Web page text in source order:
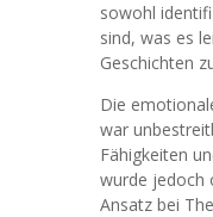
sowohl
sind, was es
Geschichten
Die
war
Fähigkeiten
wurde jedoch
Ansatz bei